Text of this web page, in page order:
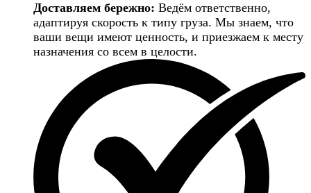
Доставляем бережно: Ведём ответственно,
адаптируя скорость к типу груза. Мы знаем, что
ваши вещи имеют ценность, и приезжаем к месту
назначения со всем в целости.